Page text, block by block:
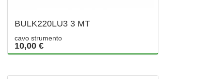
BULK220LU3 3 MT
cavo strumento
10,00 €